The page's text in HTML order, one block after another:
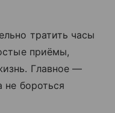
тратить часы
приёмы,
Главное —
не бороться